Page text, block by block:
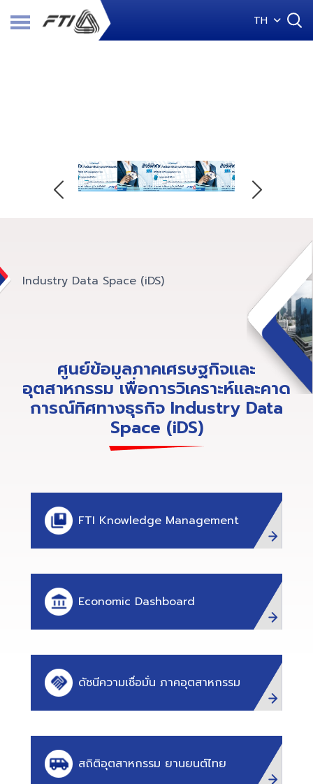
TH
Industry Data Space (iDS)
ศูนย์ข้อมูลภาคเศรษฐกิจและ
อุตสาหกรรม เพื่อการวิเคราะห์และคาด
การณ์ทิศทางธุรกิจ Industry Data
Space (iDS)
FTI Knowledge Management
Economic Dashboard
ดัชนีความเชื่อมั่น ภาคอุตสาหกรรม
สถิติอุตสาหกรรม ยานยนต์ไทย